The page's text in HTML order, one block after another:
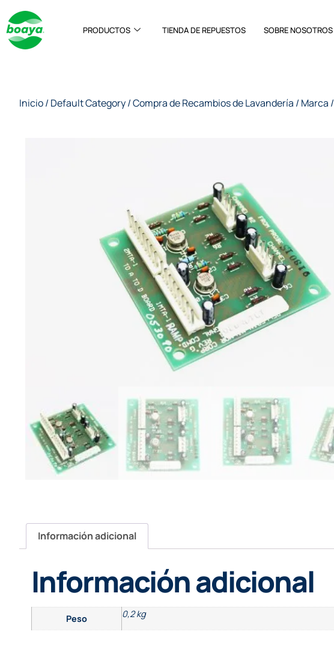
PRODUCTOS TIENDA DE REPUESTOS SOBRE NOSOTROS
Inicio/ Default Category/Compra de Recambios de Lavandería / Marca /
Información adicional
Información adicional
Peso 0,2 kg